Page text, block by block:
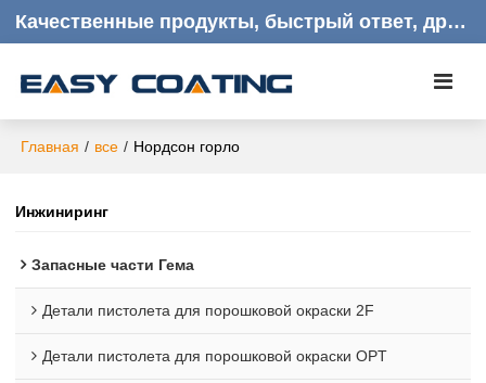
Качественные продукты, быстрый ответ, дружелюбное обслуживание клиентов
Главная / все / Нордсон горло
Инжиниринг
Запасные части Гема
Детали пистолета для порошковой окраски 2F
Детали пистолета для порошковой окраски OPT